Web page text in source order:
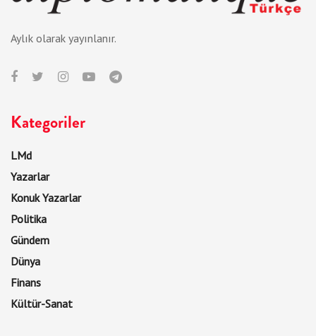
Aylık olarak yayınlanır.
Kategoriler
LMd
Yazarlar
Konuk Yazarlar
Politika
Gündem
Dünya
Finans
Kültür-Sanat